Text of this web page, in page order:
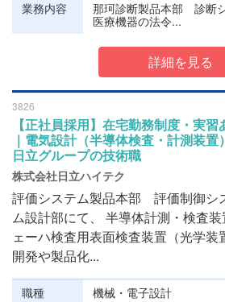
業務内容
那珂診断製品本部 診断
医療機器の法令...
詳細を見る
3826
【正社員採用】在宅勤務制度・実習
｜電気設計（半導体検査・計測装置
日立グループの技術職
株式会社日立ハイテク
評価システム製品本部 評価制御シ
ム設計部にて、 半導体計測・検査
ェーハ検査用表面検査装置（光学
開発や製品化...
職種
機械・電子設計